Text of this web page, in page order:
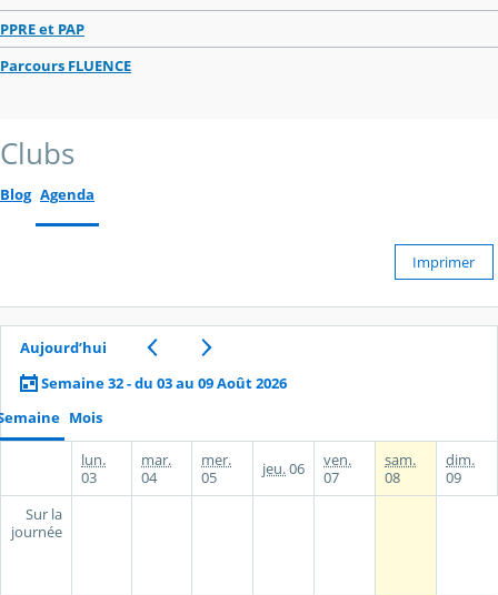
PPRE et PAP
Parcours FLUENCE
Clubs
Blog Agenda
Imprimer
Aujourd’hui
Semaine 32 - du 03 au 09 Août 2026
Mois
lun.
03
mar.
04
mer.
05
jeu.06
ven.
07
sam.
08
dim.
09
Sur la
journée